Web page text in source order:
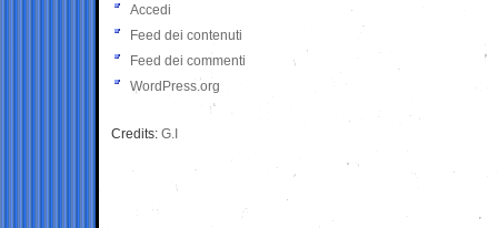
Accedi
Feed dei contenuti
Feed dei commenti
WordPress.org
Credits: G.I